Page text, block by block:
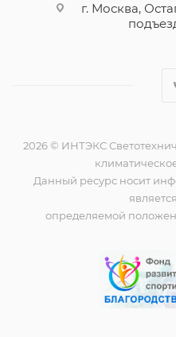
г. Москва,
2026 © ИНТЭКС
Данный ресурс носит
определяемой